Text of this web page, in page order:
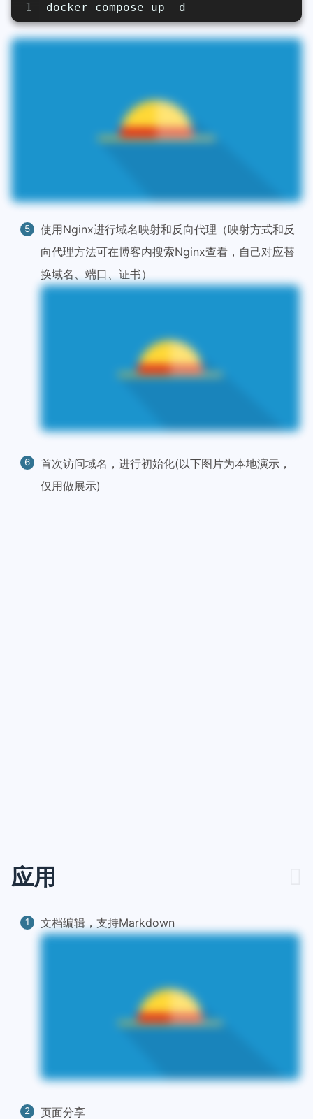
1 docker-compose up -d
使用Nginx进行域名映射和反向代理（映射方式和反
向代理方法可在博客内搜索Nginx查看，自己对应替
换域名、端口、证书）
首次访问域名，进行初始化(以下图片为本地演示，
仅用做展示)
应用
文档编辑，支持Markdown
页面分享